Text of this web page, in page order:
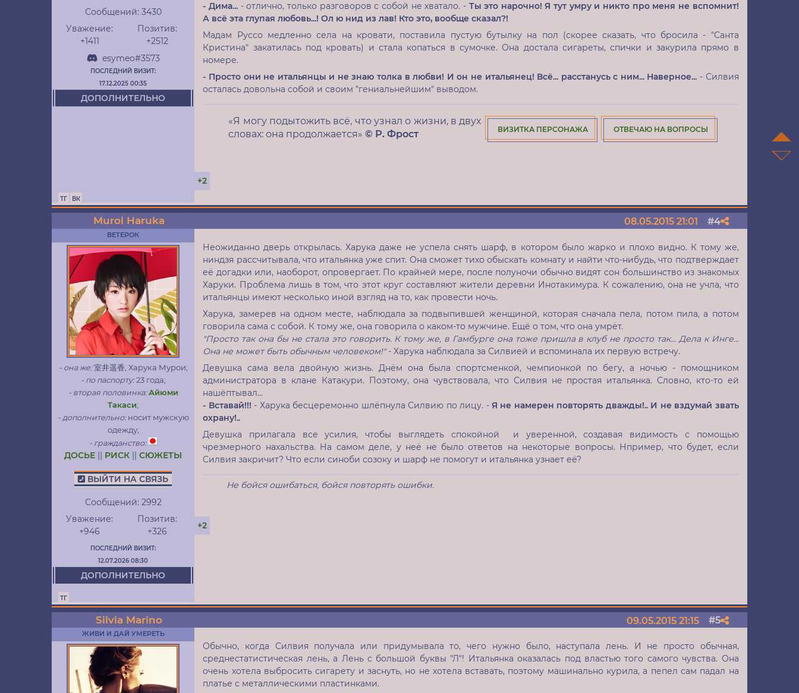
Сообщений: 3430
Уважение:
+1411
Позитив:
+2512
esymeo#3573
ПОСЛЕДНИЙ ВИЗИТ:
17.12.2025 00:35
ДОПОЛНИТЕЛЬНО
- Дима... - отлично, только разговоров с собой не хватало. - Ты это нарочно! Я тут умру и никто про меня не вспомнит!
А всё эта глупая любовь...! Ол ю нид из лав! Кто это, вообще сказал?!
Мадам Руссо медленно села на кровати, поставила пустую бутылку на пол (скорее сказать, что бросила - "Санта
Кристина" закатилась под кровать) и стала копаться в сумочке. Она достала сигареты, спички и закурила прямо в
номере.
- Просто они не итальянцы и не знаю толка в любви! И он не итальянец! Всё... расстанусь с ним... Наверное... - Силвия
осталась довольна собой и своим "гениальнейшим" выводом.
«Я могу подытожить всё, что узнал о жизни, в двух
словах: она продолжается»© Р. Фрост ВИЗИТКА ПЕРСОНАЖА ОТВЕЧАЮ НА ВОПРОСЫ
+2
ТГ ВК
4
08.05.2015 21:01
Muroi Haruka
ВЕТЕРОК
- она же:室井遥香, Харука Мурои;
- по паспорту:23 года;
- вторая половинка: Айюми
Такаси;
- дополнительно:носит мужскую
одежду;
- гражданство:
ДОСЬЕ || РИСК ||СЮЖЕТЫ
ВЫЙТИ НА СВЯЗЬ
Сообщений: 2992
Уважение:
+946
Позитив:
+326
ПОСЛЕДНИЙ ВИЗИТ:
12.07.2026 08:30
ДОПОЛНИТЕЛЬНО
Неожиданно дверь открылась. Харука даже не успела снять шарф, в котором было жарко и плохо видно. К тому же,
ниндзя рассчитывала, что итальянка уже спит. Она сможет тихо обыскать комнату и найти что-нибудь, что подтверждает
её догадки или, наоборот, опровергает. По крайней мере, после полуночи обычно видят сон большинство из знакомых
Харуки. Проблема лишь в том, что этот круг составляют жители деревни Инотакимура. К сожалению, она не учла, что
итальянцы имеют несколько иной взгляд на то, как провести ночь.
Харука, замерев на одном месте, наблюдала за подвыпившей женщиной, которая сначала пела, потом пила, а потом
говорила сама с собой. К тому же, она говорила о каком-то мужчине. Ещё о том, что она умрёт.
"Просто так она бы не стала это говорить. К тому же, в Гамбурге она тоже пришла в клуб не просто так... Дела к Инге...
Она не может быть обычным человеком!"- Харука наблюдала за Силвией и вспоминала их первую встречу.
Девушка сама вела двойную жизнь. Днём она была спортсменкой, чемпионкой по бегу, а ночью - помощником
администратора в клане Катакури. Поэтому, она чувствовала, что Силвия не простая итальянка. Словно, кто-то ей
нашёптывал...
- Вставай!!! - Харука бесцеремонно шлёпнула Силвию по лицу. - Я не намерен повторять дважды!.. И не вздумай звать
охрану!..
Девушка прилагала все усилия, чтобы выглядеть спокойной и уверенной, создавая видимость с помощью
чрезмерного нахальства. На самом деле, у неё не было ответов на некоторые вопросы. Нпример, что будет, если
Силвия закричит? Что если синоби созоку и шарф не помогут и итальянка узнает её?
Не бойся ошибаться, бойся повторять ошибки.
+2
ТГ
5
09.05.2015 21:15
Silvia Marino
ЖИВИ И ДАЙ УМЕРЕТЬ
Обычно, когда Силвия получала или придумывала то, чего нужно было, наступала лень. И не просто обычная,
среднестатистическая лень, а Лень с большой буквы "Л"! Итальянка оказалась под властью того самого чувства. Она
очень хотела выбросить сигарету и заснуть, но не хотела вставать, поэтому машинально курила, а пепел сам падал на
платье с металлическими пластинками.